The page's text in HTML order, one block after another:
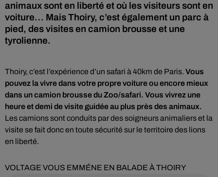
animaux sont en liberté et où les visiteurs sont en
voiture… Mais Thoiry, c’est également un parc à
pied, des visites en camion brousse et une
tyrolienne.
Thoiry, c’est l’expérience d’un safari à 40km de Paris. Vous
pouvez la vivre dans votre propre voiture ou encore mieux
dans un camion brousse du Zoo/safari. Vous vivrez une
heure et demi de visite guidée au plus près des animaux.
Les camions sont conduits par des soigneurs animaliers et la
visite se fait donc en toute sécurité sur le territoire des lions
en liberté.
VOLTAGE VOUS EMMÉNE EN BALADE À THOIRY